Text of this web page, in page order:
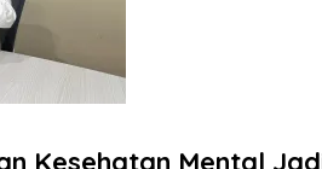
Kesehatan Mental